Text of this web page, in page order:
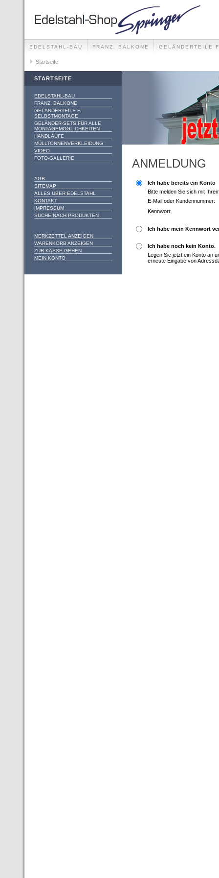
EDELSTAHL-BAU FRANZ. BALKONE GELÄNDERTEILE
GELÄNDER-SETS FÜR ALLE MONTAGEMÖGLICHKEITEN
Startseite
STARTSEITE
EDELSTAHL-BAU
FRANZ. BALKONE
GELÄNDERTEILE F.
SELBSTMONTAGE
GELÄNDER-SETS FÜR ALLE
MONTAGEMÖGLICHKEITEN
HANDLÄUFE
MÜLLTONNENVERKLEIDUNG
VIDEO
FOTO-GALLERIE
AGB
SITEMAP
ALLES ÜBER EDELSTAHL
KONTAKT
IMPRESSUM
SUCHE NACH PRODUKTEN
MERKZETTEL ANZEIGEN
WARENKORB ANZEIGEN
ZUR KASSE GEHEN
MEIN KONTO
ANMELDUNG
Ich habe bereits ein Konto
Bitte melden Sie sich mit
E-Mail oder Kundennummer:
Kennwort:
Ich habe mein Kennwort
Ich habe noch kein Konto.
Legen Sie jetzt ein Konto an
erneute Eingabe von